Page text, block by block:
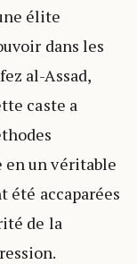
élite
dans les
al-Assad,
caste a
en un véritable
été accaparées
de la